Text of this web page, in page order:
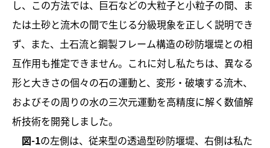
し、この方法では、巨石などの大粒子と小粒子の間、ま
たは土砂と流木の間で生じる分級現象を正しく説明でき
ず、また、土石流と鋼製フレーム構造の砂防堰堤との相
互作用も推定できません。これに対し私たちは、異なる
形と大きさの個々の石の運動と、変形・破壊する流木、
およびその周りの水の三次元運動を高精度に解く数値解
析技術を開発しました。
図-1の左側は、従来型の透過型砂防堰堤、右側は私た